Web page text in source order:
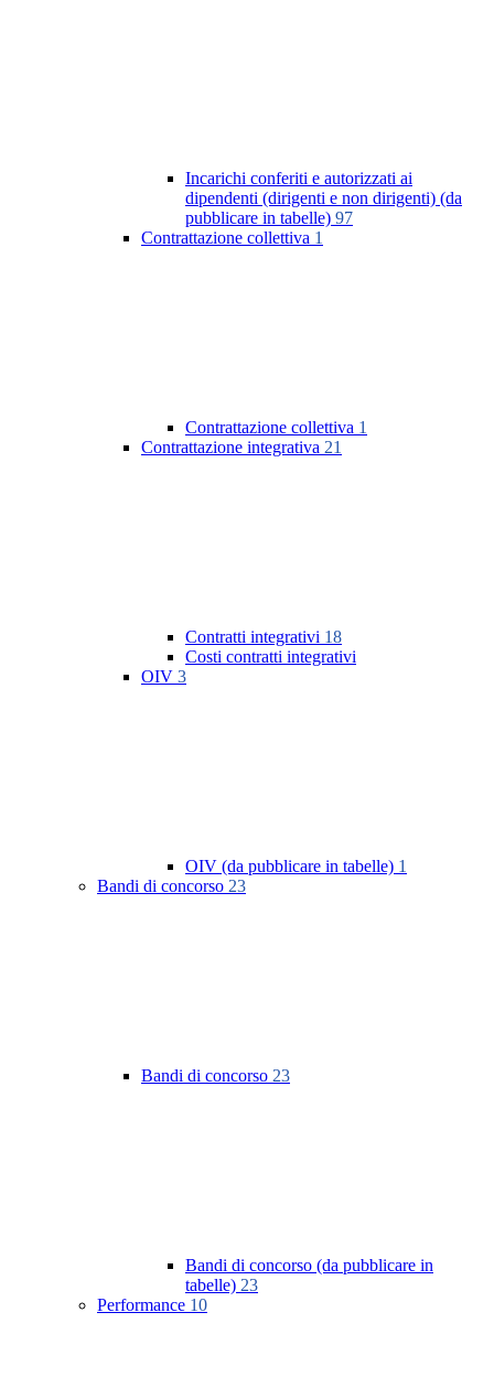
Incarichi conferiti e autorizzati ai
dipendenti (dirigenti e non dirigenti) (da
pubblicare in tabelle) 97
Contrattazione collettiva 1
Contrattazione collettiva 1
Contrattazione integrativa 21
Contratti integrativi 18
Costi contratti integrativi
OIV 3
OIV (da pubblicare in tabelle) 1
Bandi di concorso 23
Bandi di concorso 23
Bandi di concorso (da pubblicare in
tabelle) 23
Performance 10